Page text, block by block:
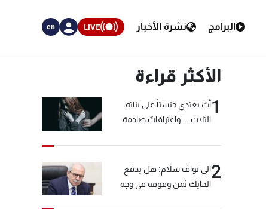
البرامج نشرة الأخبار LIVE
en
الأكثر قراءة
1أبٌ يعتدي جنسيّاً على بناته
الثلاث… واعترافاتٌ صادمة
2الى نواف سلام: هل يدفع
الحايك ثمن وقوفه في وجه